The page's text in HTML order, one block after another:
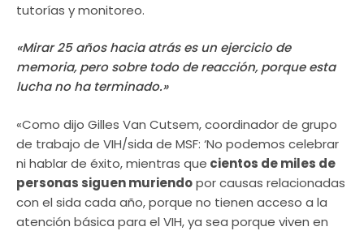
tutorías y monitoreo.
«Mirar 25 años hacia atrás es un ejercicio de
memoria, pero sobre todo de reacción, porque esta
lucha no ha terminado.»
«Como dijo Gilles Van Cutsem, coordinador de grupo
de trabajo de VIH/sida de MSF: ‘No podemos celebrar
ni hablar de éxito, mientras que cientos de miles de
personas siguen muriendopor causas relacionadas
con el sida cada año, porque no tienen acceso a la
atención básica para el VIH, ya sea porque viven en